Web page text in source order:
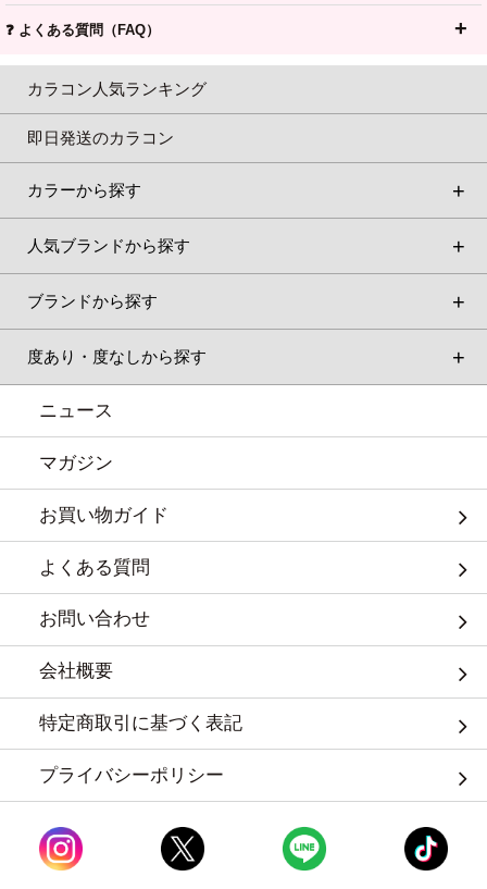
❓ よくある質問（FAQ）
カラコン人気ランキング
即日発送のカラコン
カラーから探す
人気ブランドから探す
ブランドから探す
度あり・度なしから探す
ニュース
マガジン
お買い物ガイド
よくある質問
お問い合わせ
会社概要
特定商取引に基づく表記
プライバシーポリシー